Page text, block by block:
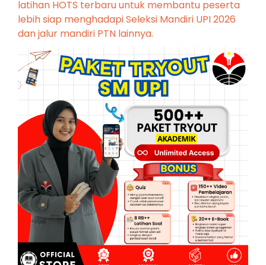
latihan HOTS terbaru untuk membantu peserta
lebih siap menghadapi Seleksi Mandiri UPI 2026
dan jalur mandiri PTN lainnya.